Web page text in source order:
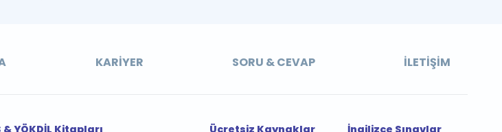
KARIYER SORU & CEVAP İLETIŞIM
& YÖKDİL Kitapları
Ücretsiz Kaynaklar
İngilizce Sınavlar